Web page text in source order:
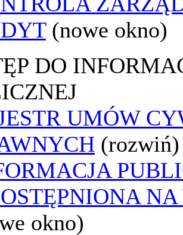
(nowe okno)
DO
UMÓW
(rozwiń)
okno)